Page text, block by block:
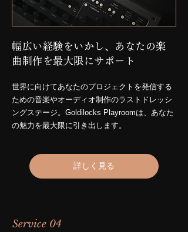
幅広い経験をいかし、あなたの楽
曲制作を最大限にサポート
世界に向けてあなたのプロジェクトを発信する
ための音楽やオーディオ制作のラストドレッシ
ングステージ。​Goldilocks Playroomは、あなた
の魅力を最大限に引き出します。
詳しく見る
Service 04